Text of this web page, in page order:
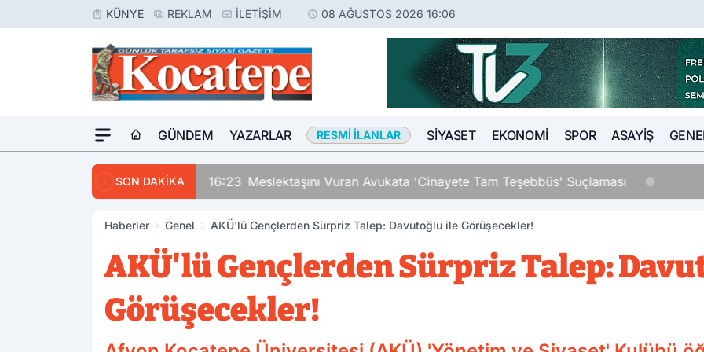
KÜNYE REKLAM İLETIŞIM 08 AĞUSTOS 2026 16:06
GÜNDEM YAZARLAR RESMI İLANLAR SIYASET EKONOMI SPOR ASAYIŞ
SON DAKİKA 16:23 Meslektaşını Vuran Avukata 'Cinayete Tam Teşebbüs' Suçlaması
Haberler Genel AKÜ'lü Gençlerden Sürpriz Talep: Davutoğlu ile Görüşecekler!
AKÜ'lü Gençlerden Sürpriz Talep:
Görüşecekler!